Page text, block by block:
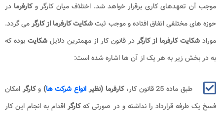
موجب آن تعهدهای کاری برقرار خواهد شد. اختلاف میان کارگر وکارفرما در
حوزه های مختلفی اتفاق افتاده و موجب ثبتشکایت کارفرما از کارگرمی گردد.
موراد شکایت کارفرما از کارگردر قانون کار از مهمترین دلایل شکایت بوده که
به در بخش زیر به هر یک از آن ها اشاره شده است:
طبق ماده 25 قانون کار، کارفرما (نظیرانواع شرکت ها)وکارگرامکان
فسخ یک طرفه قرارداد را نداشته و در صورتی کهکارگراقدام به انجام این کار